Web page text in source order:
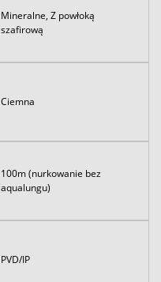
Mineralne, Z powłoką
szafirową
Ciemna
100m (nurkowanie bez
aqualungu)
PVD/IP